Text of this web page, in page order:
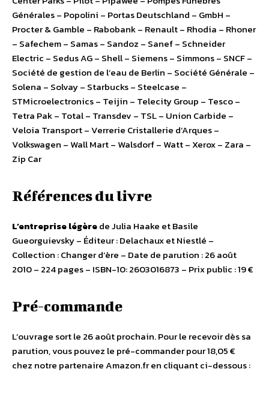
Générales – Popolini – Portas Deutschland – GmbH –
Procter & Gamble – Rabobank – Renault – Rhodia – Rhoner
– Safechem – Samas – Sandoz – Sanef – Schneider
Electric – Sedus AG – Shell – Siemens – Simmons – SNCF –
Société de gestion de l’eau de Berlin – Société Générale –
Solena – Solvay – Starbucks – Steelcase –
STMicroelectronics – Teijin – Telecity Group – Tesco –
Tetra Pak – Total – Transdev – TSL – Union Carbide –
Veloia Transport – Verrerie Cristallerie d’Arques –
Volkswagen – Wall Mart – Walsdorf – Watt – Xerox – Zara –
Zip Car
Références du livre
L’entreprise légèrede Julia Haake et Basile
Gueorguievsky – Éditeur : Delachaux et Niestlé –
Collection : Changer d’ère – Date de parution : 26 août
2010 – 224 pages – ISBN-10: 2603016873 – Prix public : 19 €
Pré-commande
L’ouvrage sort le 26 août prochain. Pour le recevoir dès sa
parution, vous pouvez le pré-commander pour 18,05 €
chez notre partenaire Amazon.fr en cliquant ci-dessous :